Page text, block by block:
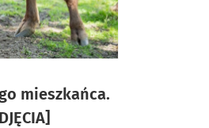
mieszkańca.